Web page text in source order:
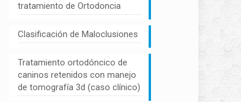
tratamiento de Ortodoncia
Clasificación de Maloclusiones
Tratamiento ortodóncico de
caninos retenidos con manejo
de tomografía 3d (caso clínico)